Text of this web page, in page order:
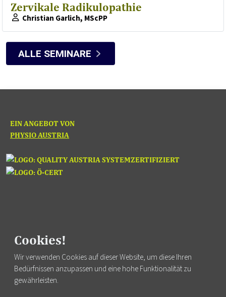
Cookies!
Wir verwenden Cookies auf dieser Website, um diese Ihren
Bedürfnissen anzupassen und eine hohe Funktionalität zu
gewährleisten.
Zervikale Radikulopathie
Christian Garlich, MScPP
ALLE SEMINARE
EIN ANGEBOT VON
PHYSIO AUSTRIA
Fortbildung finden